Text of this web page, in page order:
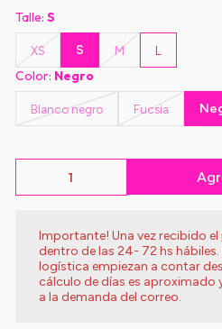
Talle: S
XS S M L
Color: Negro
Blanco negro Fucsia
Importante! Una vez recibido
dentro de las 24- 72 hs
logística empiezan a contar
cálculo de días es aproximado
a la demanda del correo.